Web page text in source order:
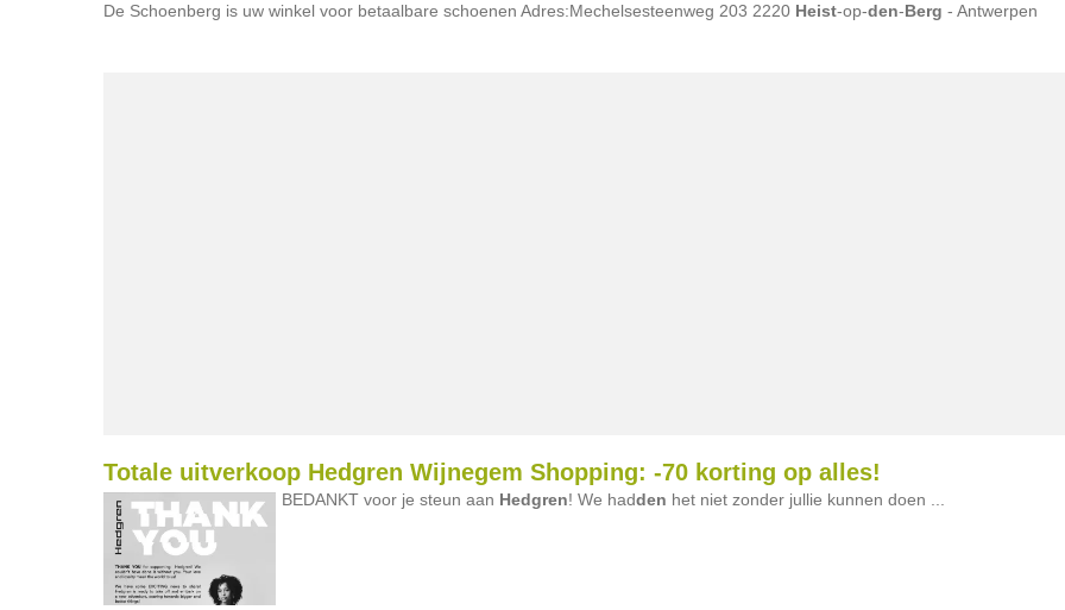
De Schoenberg is uw winkel voor betaalbare schoenen Adres:Mechelsesteenweg 203 2220 Heist-op-den-Berg - Antwerpen
Totale uitverkoop Hedgren Wijnegem Shopping: -70 korting op alles!
BEDANKT voor je steun aan Hedgren! We hadden het niet zonder jullie kunnen doen ...